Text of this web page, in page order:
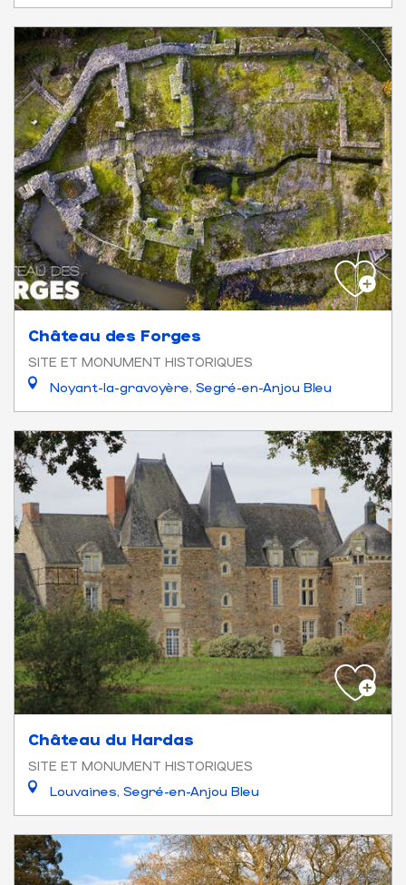
Château des Forges
SITE ET MONUMENT HISTORIQUES
Noyant-la-gravoyère, Segré-en-Anjou Bleu
Château du Hardas
SITE ET MONUMENT HISTORIQUES
Louvaines, Segré-en-Anjou Bleu